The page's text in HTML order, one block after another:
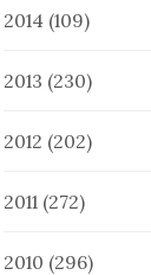
2014 (109)
2013 (230)
2012 (202)
2011 (272)
2010 (296)